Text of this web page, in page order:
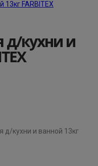
д/кухни и
д/кухни и ванной 13кг